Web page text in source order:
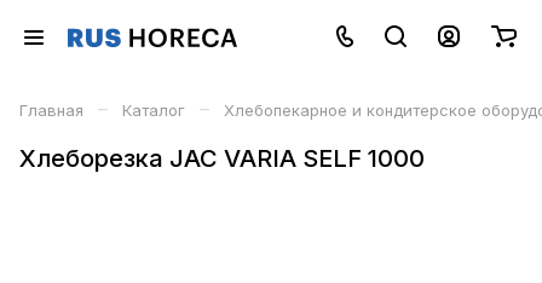
Главная – Каталог – Хлебопекарное и кондитерское
Хлеборезка JAC VARIA SELF 1000